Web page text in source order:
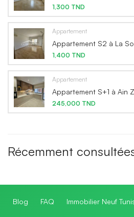
1,300 TND
Appartement
Appartement S2 à La
1,400 TND
Appartement
Appartement S+1 à Ain
245,000 TND
Récemment
Blog FAQ Immobilier Neuf